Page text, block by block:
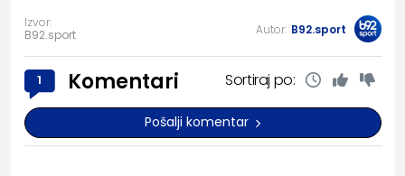
Izvor:
B92.sport
Autor: B92.sport
1 Komentari Sortiraj po:
Pošalji komentar